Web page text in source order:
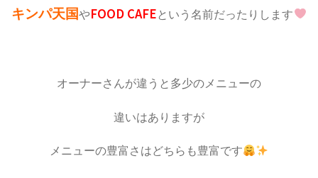
キンパ天国やFOOD CAFE という名前だったりします
オーナーさんが違うと多少のメニューの
違いはありますが
メニューの豊富さはどちらも豊富です